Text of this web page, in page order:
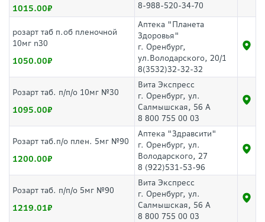
1015.00
8-988-520-34-70
розарт таб п.об пленочной
10мг n30
1050.00
Аптека "Планета
Здоровья"
г. Оренбург,
ул.Володарского, 20/1
8(3532)32-32-32
Розарт таб. п/п/о 10мг №30
1095.00
Вита Экспресс
г. Оренбург, ул.
Салмышская, 56 А
8 800 755 00 03
Розарт таб.п/о плен. 5мг №90
1200.00
Аптека "Здравсити"
г. Оренбург, ул.
Володарского, 27
8 (922)531-53-96
Розарт таб. п/п/о 5мг №90
1219.01
Вита Экспресс
г. Оренбург, ул.
Салмышская, 56 А
8 800 755 00 03